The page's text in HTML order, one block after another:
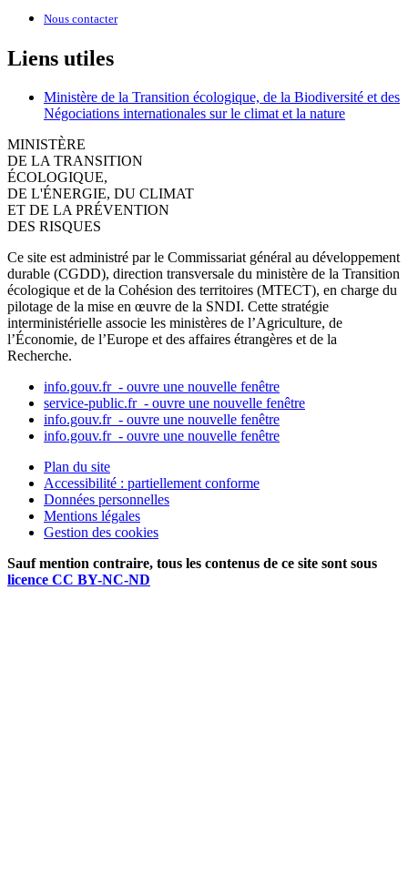
Nous contacter
Liens utiles
Ministère de la Transition écologique, de la Biodiversité et des
Négociations internationales sur le climat et la nature
MINISTÈRE
DE LA TRANSITION
ÉCOLOGIQUE,
DE L'ÉNERGIE, DU CLIMAT
ET DE LA PRÉVENTION
DES RISQUES
Ce site est administré par le Commissariat général au développement
durable (CGDD), direction transversale du ministère de la Transition
écologique et de la Cohésion des territoires (MTECT), en charge du
pilotage de la mise en œuvre de la SNDI. Cette stratégie
interministérielle associe les ministères de l’Agriculture, de
l’Économie, de l’Europe et des affaires étrangères et de la
Recherche.
info.gouv.fr - ouvre une nouvelle fenêtre
service-public.fr - ouvre une nouvelle fenêtre
info.gouv.fr - ouvre une nouvelle fenêtre
info.gouv.fr - ouvre une nouvelle fenêtre
Plan du site
Accessibilité : partiellement conforme
Données personnelles
Mentions légales
Gestion des cookies
Sauf mention contraire, tous les contenus de ce site sont sous
licence CC BY-NC-ND